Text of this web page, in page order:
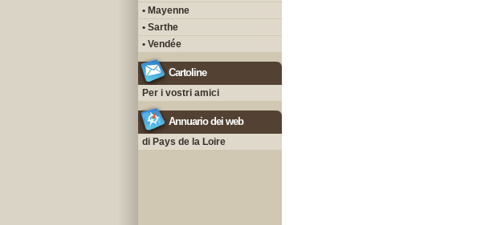
• Mayenne
• Sarthe
• Vendée
Cartoline
Per i vostri amici
Annuario dei web
di Pays de la Loire